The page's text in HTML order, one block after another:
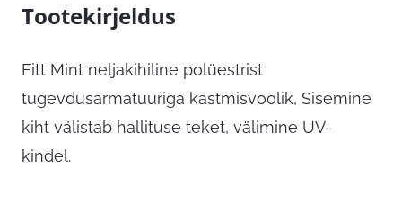
Tootekirjeldus
Fitt Mint neljakihiline polüestrist
tugevdusarmatuuriga kastmisvoolik, Sisemine
kiht välistab hallituse teket, välimine UV-
kindel.